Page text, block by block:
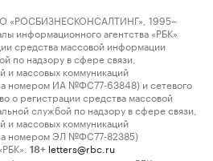
1995–
информационного агентства «РБК»
средства массовой информации
по надзору в сфере связи,
и массовых коммуникаций
номером ИА №ФС77-63848) и сетевого
о регистрации средства массовой
службой по надзору в сфере связи,
и массовых коммуникаций
номером ЭЛ №ФС77-82385)
18+ letters@rbc.ru